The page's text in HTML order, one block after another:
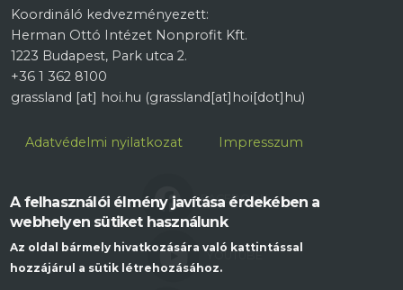
Koordináló kedvezményezett:
Herman Ottó Intézet Nonprofit Kft.
1223 Budapest, Park utca 2.
+36 1 362 8100
grassland [at] hoi.hu (grassland[at]hoi[dot]hu)
Lábléc
Adatvédelmi nyilatkozat Impresszum
FACEBOOK
YOUTUBE
A felhasználói élmény javítása érdekében a
webhelyen sütiket használunk
Az oldal bármely hivatkozására való kattintással
hozzájárul a sütik létrehozásához.